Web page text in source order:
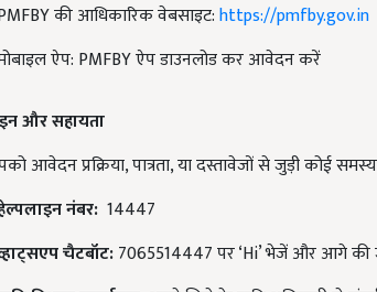
की आधिकारिक वेबसाइट:https://pmfby.gov.in
ऐप: PMFBY ऐप डाउनलोड कर आवेदन करें
और सहायता
आवेदन प्रक्रिया, पात्रता, या दस्तावेजों से जुड़ी कोई
नंबर: 14447
चैटबॉट:7065514447 पर ‘Hi’ भेजें और आगे की